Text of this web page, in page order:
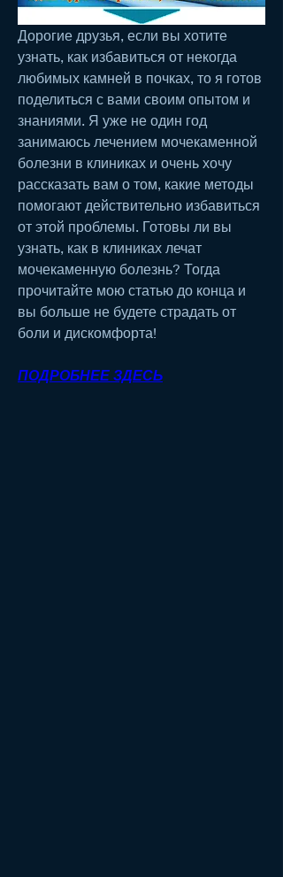
Дорогие друзья, если вы хотите
узнать, как избавиться от некогда
любимых камней в почках, то я готов
поделиться с вами своим опытом и
знаниями. Я уже не один год
занимаюсь лечением мочекаменной
болезни в клиниках и очень хочу
рассказать вам о том, какие методы
помогают действительно избавиться
от этой проблемы. Готовы ли вы
узнать, как в клиниках лечат
мочекаменную болезнь? Тогда
прочитайте мою статью до конца и
вы больше не будете страдать от
боли и дискомфорта!
ПОДРОБНЕЕ ЗДЕСЬ